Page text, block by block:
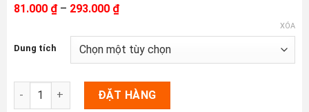
81.000 ₫ – 293.000 ₫Khoảng
giá:
81.000 ₫
đến
293.000 ₫
Dung tích
XÓA
Pipet bầu thủy tinh 15ml/ 20ml/ 25ml/ 30ml/ 40ml/ 50ml/
ĐẶT HÀNG